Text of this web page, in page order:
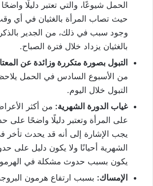
الحمل شيوعًا، والتي تعتبر دليلًا
حيث تصاب المرأة بالغثيان في أي
وجود سبب في ذلك، من الجدير
بالغثيان يزداد خلال فترة الصباح.
التبول بصورة متكررة وزائدة عن
من الأسبوع السادس في الحمل
التبول خلال اليوم.
غياب الدورة الشهرية: من أكثر
على المرأة وتعتبر دليلًا واضحًا
يجب الإشارة إلى أنه قد يحدث تأخر
الشهرية أحيانًا ولا يكون دليل على
يكون بسبب حدوث مشكلة في
الإمساك: بسبب ارتفاع هرمون